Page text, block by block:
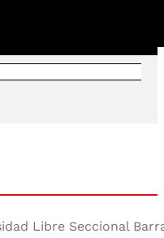
Libre Seccional